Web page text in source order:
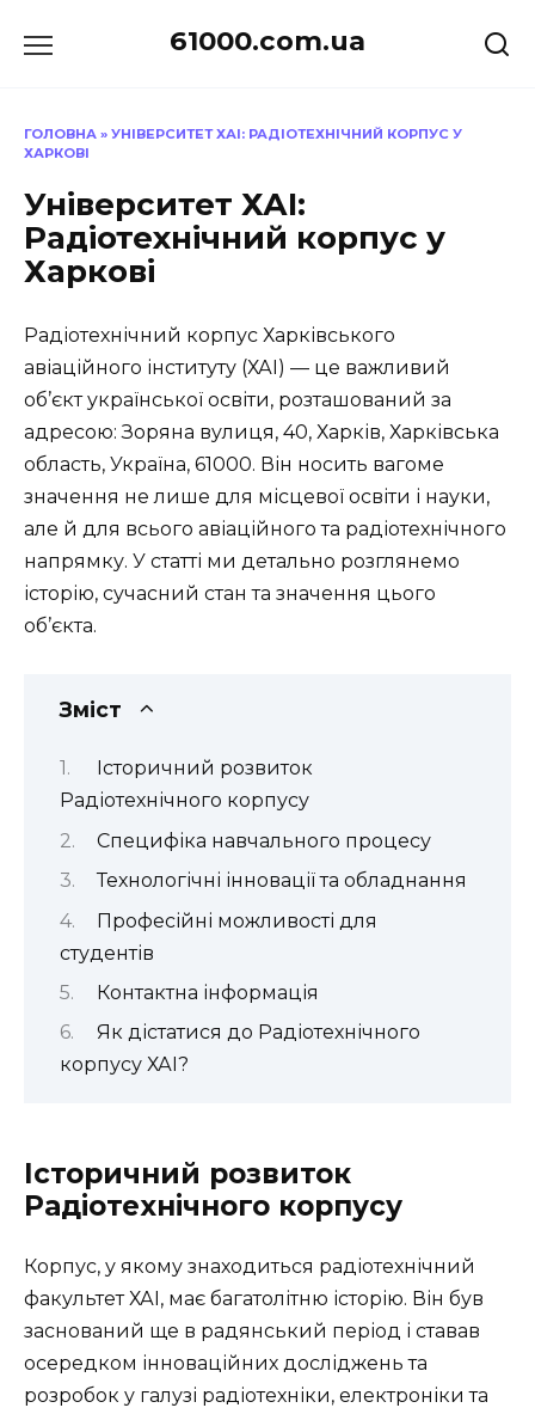
до
61000.com.ua
ГОЛОВНА » УНІВЕРСИТЕТ ХАІ: РАДІОТЕХНІЧНИЙ КОРПУС У
ХАРКОВІ
Університет ХАІ:
Радіотехнічний корпус у
Харкові
Радіотехнічний корпус Харківського
авіаційного інституту (ХАІ) — це важливий
об’єкт української освіти, розташований за
адресою: Зоряна вулиця, 40, Харків, Харківська
область, Україна, 61000. Він носить вагоме
значення не лише для місцевої освіти і науки,
але й для всього авіаційного та радіотехнічного
напрямку. У статті ми детально розглянемо
історію, сучасний стан та значення цього
об’єкта.
Зміст
Історичний розвиток
Радіотехнічного корпусу
Специфіка навчального процесу
Технологічні інновації та обладнання
Професійні можливості для
студентів
Контактна інформація
Як дістатися до Радіотехнічного
корпусу ХАІ?
Історичний розвиток
Радіотехнічного корпусу
Корпус, у якому знаходиться радіотехнічний
факультет ХАІ, має багатолітню історію. Він був
заснований ще в радянський період і ставав
осередком інноваційних досліджень та
розробок у галузі радіотехніки, електроніки та